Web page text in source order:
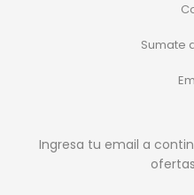
Sumate
Ingresa tu email a